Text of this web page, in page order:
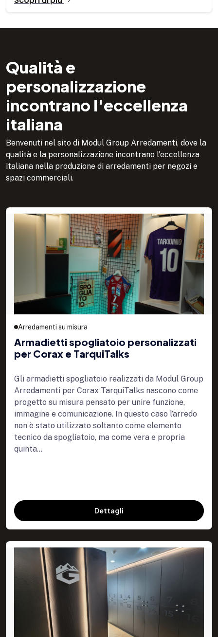
Qualità e
personalizzazione
incontrano l'eccellenza
italiana
Benvenuti nel sito di Modul Group Arredamenti, dove la
qualità e la personalizzazione incontrano l'eccellenza
italiana nella produzione di arredamenti per negozi e
spazi commerciali.
Arredamenti su misura
Armadietti spogliatoio personalizzati
per Corax e TarquiTalks
Gli armadietti spogliatoio realizzati da Modul Group
Arredamenti per Corax TarquiTalks nascono come
progetto su misura pensato per unire funzione,
immagine e comunicazione. In questo caso l’arredo
non è stato utilizzato soltanto come elemento
tecnico da spogliatoio, ma come vera e propria
quinta...
Dettagli